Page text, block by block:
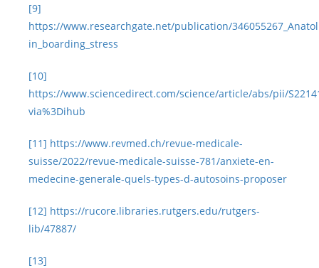
[9]
https://www.researchgate.net/publication/
in_boarding_stress
[10]
https://www.sciencedirect.com/science/article/abs/pii/
via%3Dihub
[11] https://www.revmed.ch/revue-medicale-
suisse/2022/revue-medicale-suisse-781/anxiete-en-
medecine-generale-quels-types-d-autosoins-proposer
[12] https://rucore.libraries.rutgers.edu/rutgers-
lib/47887/
[13]